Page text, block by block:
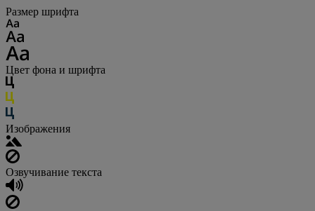
Размер шрифта
Цвет фона и шрифта
Изображения
Озвучивание текста